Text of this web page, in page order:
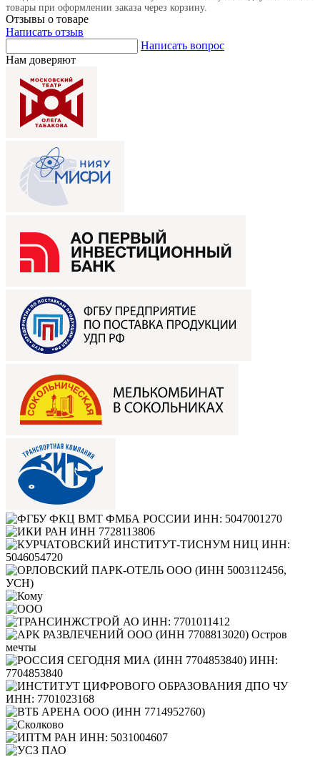
товары при оформлении заказа через корзину.
Отзывы о товаре
Написать отзыв
Написать вопрос
Нам доверяют